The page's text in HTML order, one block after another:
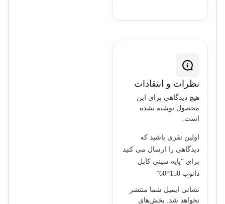
نظرات و انتقادات
هیچ دیدگاهی برای این
محصول نوشته نشده
است.
اولین نفری باشید که
دیدگاهی را ارسال می کنید
برای “پايه سيني کابل
دانوب 150*60”
نشانی ایمیل شما منتشر
نخواهد شد. بخش‌های